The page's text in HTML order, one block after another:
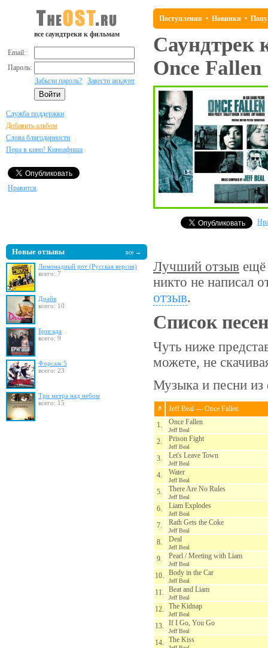
все саундтреки к фильмам
Email:
Пароль:
Забыли пароль?
Завести аккаунт
Служба поддержки
Добавить альбом
Слова благодарности
Пора в кино! Киноафиша
Нравится
Новые отзывы все →
Лимонадный рот (Русская версия)
всего: 7
Драйв
всего: 10
Бригада
всего: 9
Форсаж 5
всего: 23
Три метра над небом
всего: 15
Поступления • Новинки •
Саундтрек
Once Fallen
Лучший отзыв ещё
никто не написал
отзыв.
Список песен
Чуть ниже
можете, не
Музыка и песни
#
Jeff Beal — Once Fallen
1.
Once Fallen
Jeff Beal
2. Prison Fight
Jeff Beal
3. Let's Leave Town
Jeff Beal
4. Water
Jeff Beal
5. There Are No Rules
Jeff Beal
6. Liam Explodes
Jeff Beal
7. Rath Gets the Coke
Jeff Beal
8. Deal
Jeff Beal
9. Pearl / Meeting with Liam
Jeff Beal
10. Body in the Car
Jeff Beal
11. Beat and Liam
Jeff Beal
12. The Kidnap
Jeff Beal
13. If I Go, You Go
Jeff Beal
14. The Kiss